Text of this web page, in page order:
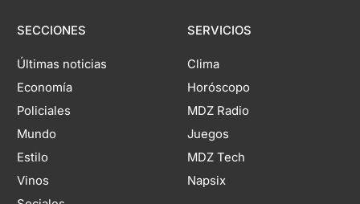
SECCIONES
Últimas noticias
Economía
Policiales
Mundo
Estilo
Vinos
SERVICIOS
Clima
Horóscopo
MDZ Radio
Juegos
MDZ Tech
Napsix